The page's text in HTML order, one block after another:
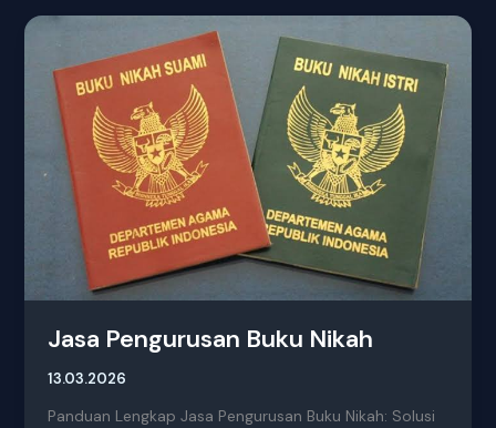
Jasa Pengurusan Buku Nikah
13.03.2026
Panduan Lengkap Jasa Pengurusan Buku Nikah: Solusi
Pengurusan
Buku
Nikah